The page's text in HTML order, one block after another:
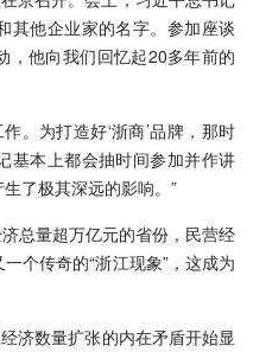
其他企业家的名字。参加座谈
，他向我们回忆起20多年前的
。为打造好‘浙商’品牌，那时
基本上都会抽时间参加并作讲
了极其深远的影响。”
总量超万亿元的省份，民营经
个传奇的“浙江现象”，这成为
济数量扩张的内在矛盾开始显